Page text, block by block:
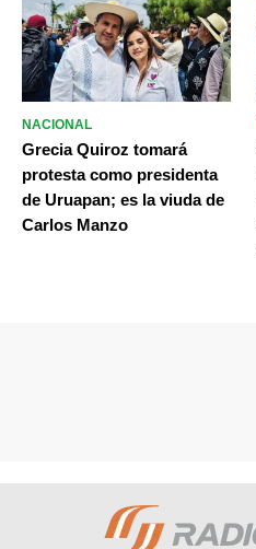
NACIONAL
Grecia Quiroz tomará
protesta como presidenta
de Uruapan; es la viuda de
Carlos Manzo